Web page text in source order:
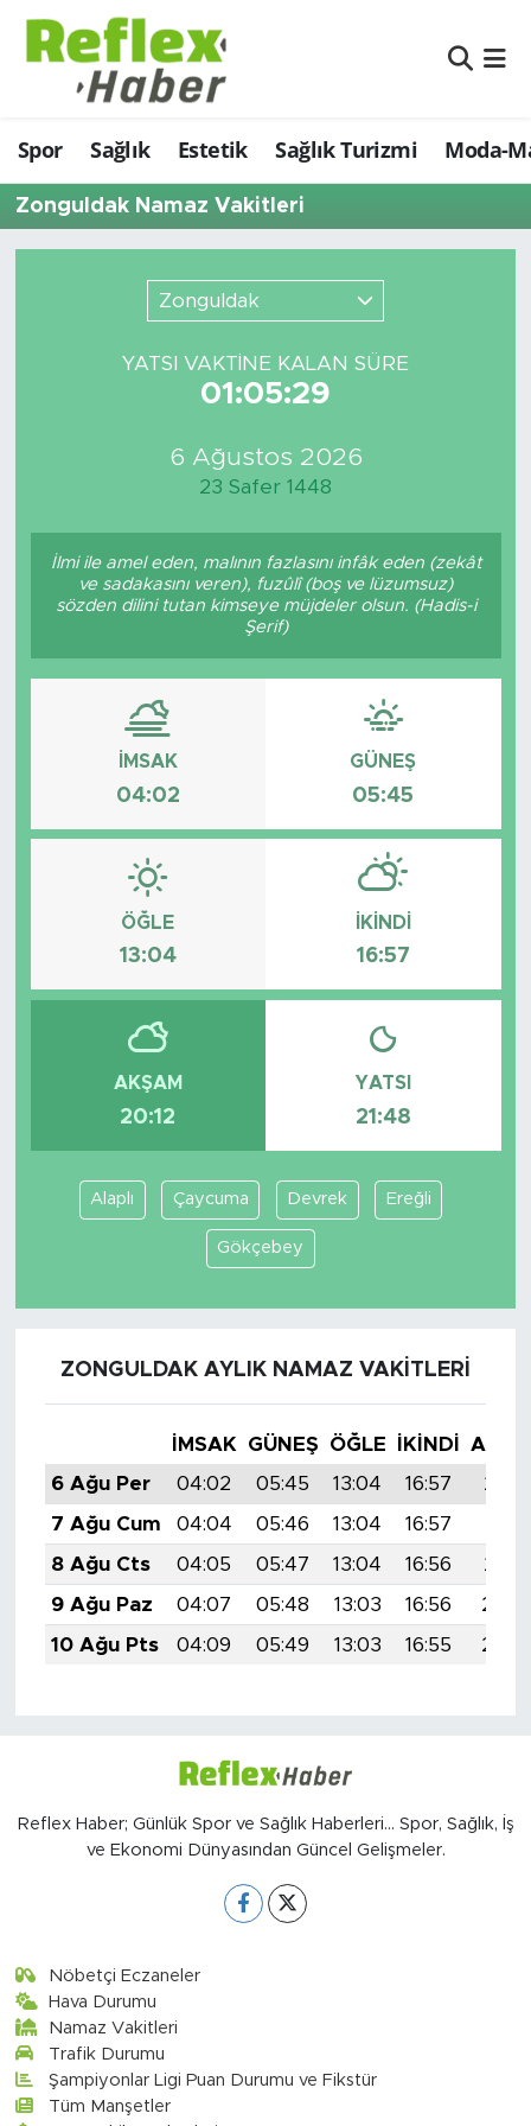
Spor Sağlık Estetik Sağlık Turizmi Moda-
Zonguldak Namaz Vakitleri
Zonguldak
YATSI VAKTİNE KALAN SÜRE
01:05:29
6 Ağustos 2026
23 Safer 1448
İlmi ile amel eden, malının fazlasını infâk eden (zekât
ve sadakasını veren), fuzûlî (boş ve lüzumsuz)
sözden dilini tutan kimseye müjdeler olsun. (Hadis-i
Şerif)
İMSAK
04:02
GÜNEŞ
05:45
ÖĞLE
13:04
İKINDI
16:57
AKŞAM
20:12
YATSI
21:48
Alaplı Çaycuma Devrek Ereğli
Gökçebey
ZONGULDAK AYLIK NAMAZ VAKITLERI
İMSAK GÜNEŞ ÖĞLE İKINDI
6 Ağu Per
04:02 05:45 13:04 16:57
20:12
7 Ağu Cum
04:04 05:46 13:04 16:57
8 Ağu Cts
04:05 05:47 13:04 16:56
20:10
9 Ağu Paz
04:07 05:48 13:03 16:56
10 Ağu Pts
04:09 05:49 13:03 16:55
Reflex Haber; Günlük Spor ve Sağlık Haberleri... Spor, Sağlık, İş
ve Ekonomi Dünyasından Güncel Gelişmeler.
Nöbetçi Eczaneler
Hava Durumu
Namaz Vakitleri
Trafik Durumu
Şampiyonlar Ligi Puan Durumu ve Fikstür
Tüm Manşetler
Eğitim
Estetik
Firmalardan
Moda-Magazin-Eğlence
Sanat
Nöbetçi Eczaneler
Hava Durumu
Namaz Vakitleri
Tüm Manşetler
Son Dakika Haberleri